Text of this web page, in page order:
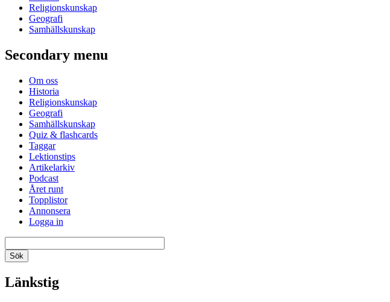
Religionskunskap
Geografi
Samhällskunskap
Secondary menu
Om oss
Historia
Religionskunskap
Geografi
Samhällskunskap
Quiz & flashcards
Taggar
Lektionstips
Artikelarkiv
Podcast
Året runt
Topplistor
Annonsera
Logga in
Länkstig